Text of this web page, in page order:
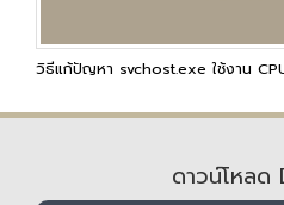
วิธีแก้ปัญหา svchost.exe ใช้งาน
ดาวน์โหลด